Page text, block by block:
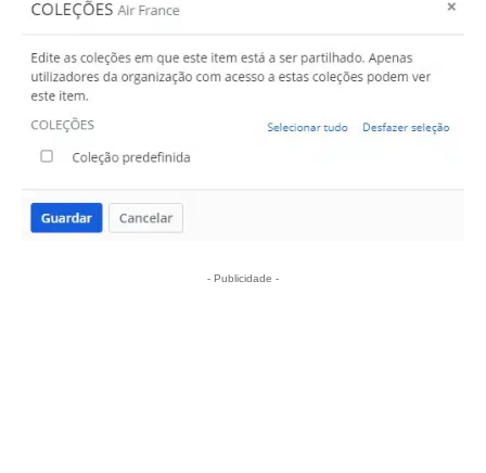
- Publicidade -